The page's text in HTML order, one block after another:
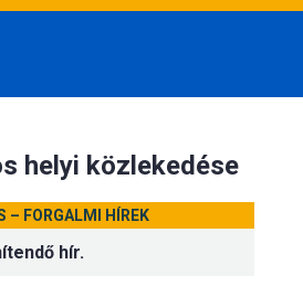
helyi közlekedése
– FORGALMI HÍREK
hír.